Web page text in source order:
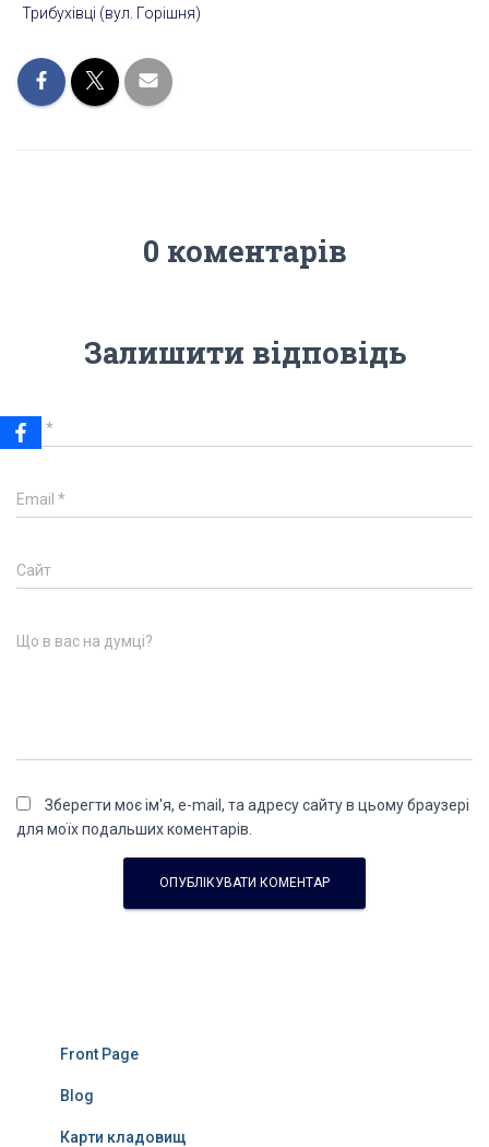
Трибухівці (вул. Горішня)
0 коментарів
Залишити відповідь
Ім'я *
Email *
Сайт
Що в вас на думці?
Зберегти моє ім'я, e-mail, та адресу сайту в цьому браузері
для моїх подальших коментарів.
Front Page
Blog
Карти кладовищ